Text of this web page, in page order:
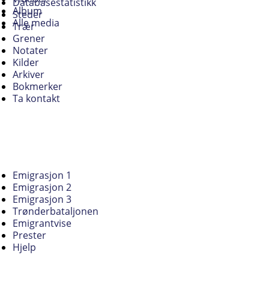
Album
Alle media
Steder
Trær
Grener
Notater
Kilder
Arkiver
Bokmerker
Ta kontakt
Emigrasjon 1
Emigrasjon 2
Emigrasjon 3
Trønderbataljonen
Emigrantvise
Prester
Hjelp